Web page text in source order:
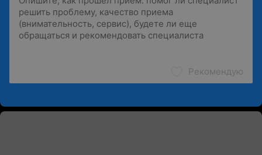
Рекомендую